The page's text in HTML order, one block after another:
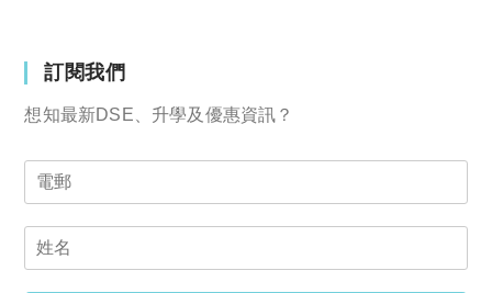
訂閱我們
想知最新DSE、升學及優惠資訊？